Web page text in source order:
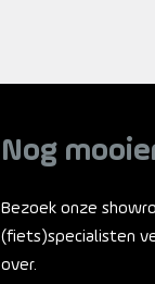
Nog
Bezoek onze
(fiets)specialisten
over.